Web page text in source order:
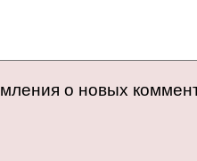
о новых